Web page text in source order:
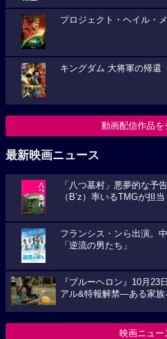
プロジェクト・ヘイル・
キングダム 大将軍の帰還
動画配信作品を
最新映画ニュース
「八つ墓村」悪夢的な予
（B’z）率いるTMGが担当
フランシス・ンら出演。
「逆流の男たち」
『ブルーヘロン』10月23
アル&特報解禁―ある家族
映画ニュー